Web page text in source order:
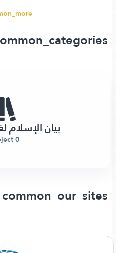
common_more ...
بيان الإسلام لغير